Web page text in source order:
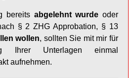
bereits abgelehnt wurde oder
§ 2 ZHG Approbation, § 13
wollen, sollten Sie mit mir für
Ihrer Unterlagen einmal
aufnehmen.